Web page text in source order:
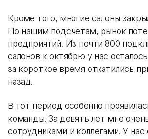
Кроме того, многие салоны
По нашим подсчетам, рынок
предприятий. Из почти 800
салонов к октябрю у нас
за короткое время откатились
назад.
В тот период особенно
команды. За девять лет мне
сотрудниками и коллегами. У нас